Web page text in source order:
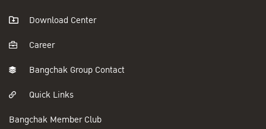
Download Center
Career
Bangchak Group Contact
Quick Links
Bangchak Member Club